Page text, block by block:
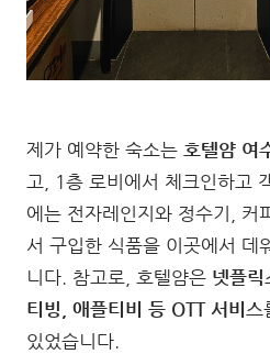
제가 예약한 숙소는 호텔얌 여
고, 1층 로비에서 체크인하고
에는 전자레인지와 정수기, 커
서 구입한 식품을 이곳에서 데
니다. 참고로, 호텔얌은 넷플릭
티빙, 애플티비 등 OTT 서비스
있었습니다.